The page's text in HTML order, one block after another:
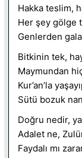
Hakka teslim,
Her şey gölge
Genlerden
Bitkinin tek,
Maymundan
Kur’an’la
Sütü bozuk
Doğru nedir,
Adalet ne,
Faydalı mı